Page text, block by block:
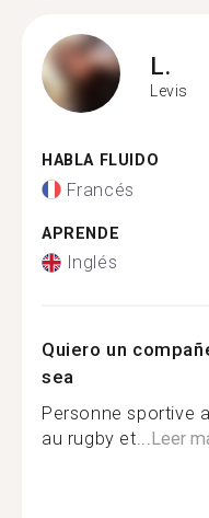
L.
Levis
HABLA FLUIDO
Francés
APRENDE
Inglés
Quiero un
sea
Personne sportive
au rugby et...Leer